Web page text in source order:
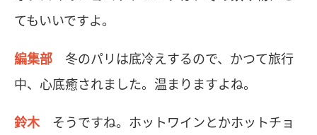
てもいいですよ。
編集部
冬のパリは底冷えするので、かつて旅行
中、心底癒されました。温まりますよね。
鈴木
そうですね。ホットワインとかホットチョ